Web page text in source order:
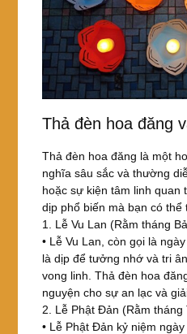
Thả đèn hoa đăng
Thả đèn hoa đăng là một
nghĩa sâu sắc và thường
hoặc sự kiện tâm linh quan
dịp phổ biến mà bạn có thể
1. Lễ Vu Lan (Rằm tháng
• Lễ Vu Lan, còn gọi là
là dịp để tưởng nhớ và tri
vong linh. Thả đèn hoa
nguyện cho sự an lạc và
2. Lễ Phật Đản (Rằm tháng
• Lễ Phật Đản kỷ niệm